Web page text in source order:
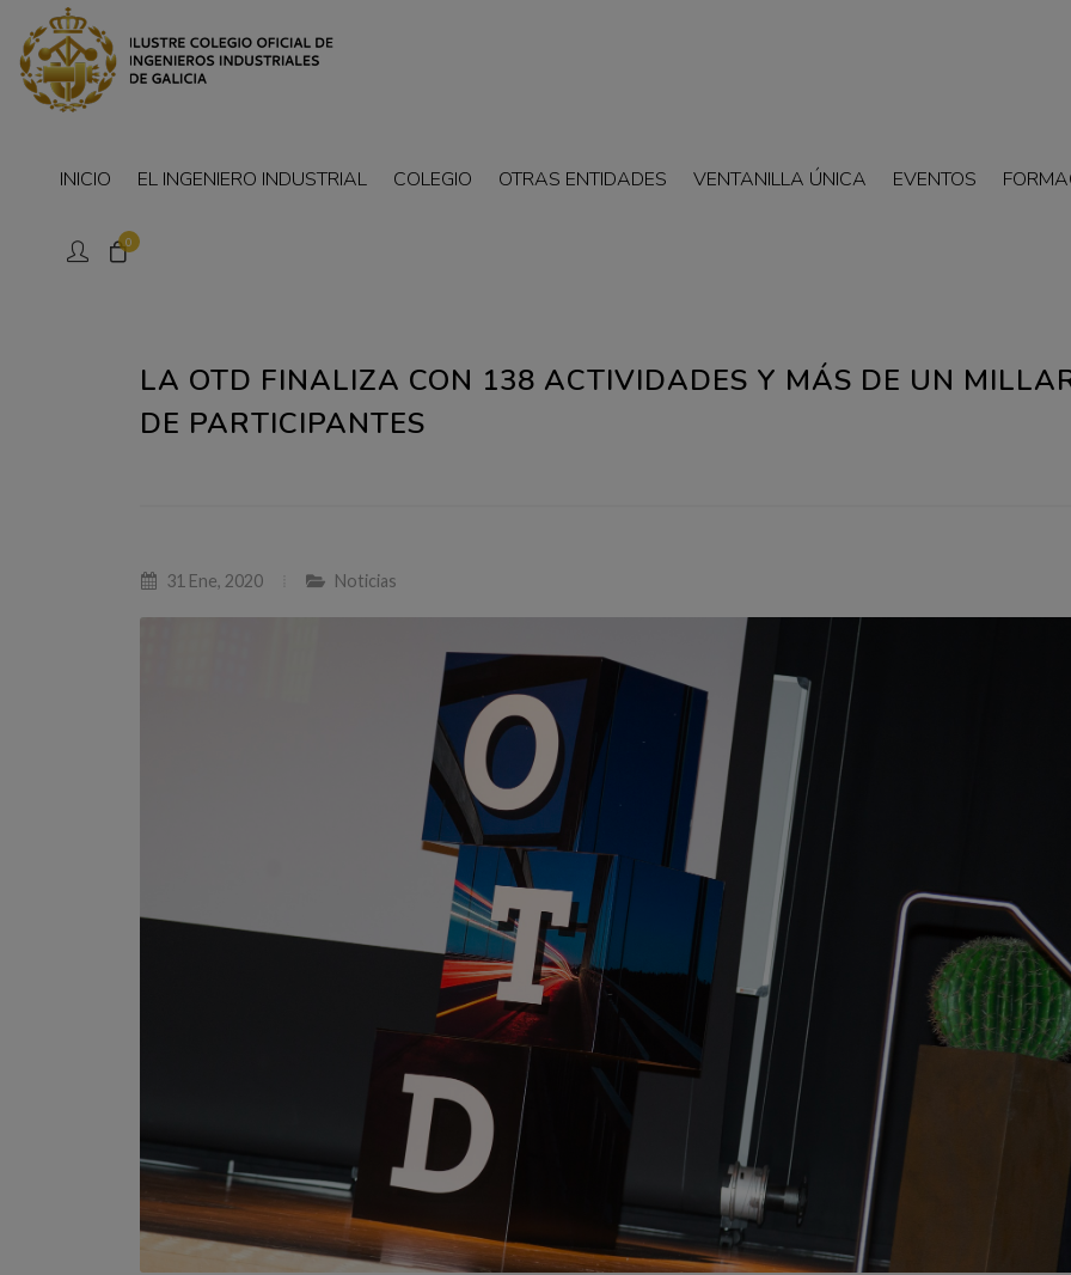
0
INICIO EL INGENIERO INDUSTRIAL COLEGIO OTRAS ENTIDADES VENTANILLA ÚNICA EVENTOS
LA OTD FINALIZA CON 138 ACTIVIDADES Y MÁS DE UN
DE PARTICIPANTES
31 Ene, 2020 Noticias